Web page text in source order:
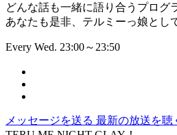
どんな話も一緒に語り合うプログ
あなたも是非、テルミーっ娘とし
Every Wed. 23:00～23:50
メッセージを送る 最新の放送を聴